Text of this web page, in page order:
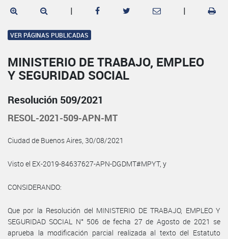
| |
VER PÁGINAS PUBLICADAS
MINISTERIO DE TRABAJO, EMPLEO
Y SEGURIDAD SOCIAL
Resolución 509/2021
RESOL-2021-509-APN-MT
Ciudad de Buenos Aires, 30/08/2021
Visto el EX-2019-84637627-APN-DGDMT#MPYT, y
CONSIDERANDO:
Que por la Resolución del MINISTERIO DE TRABAJO, EMPLEO Y
SEGURIDAD SOCIAL N° 506 de fecha 27 de Agosto de 2021 se
aprueba la modificación parcial realizada al texto del Estatuto